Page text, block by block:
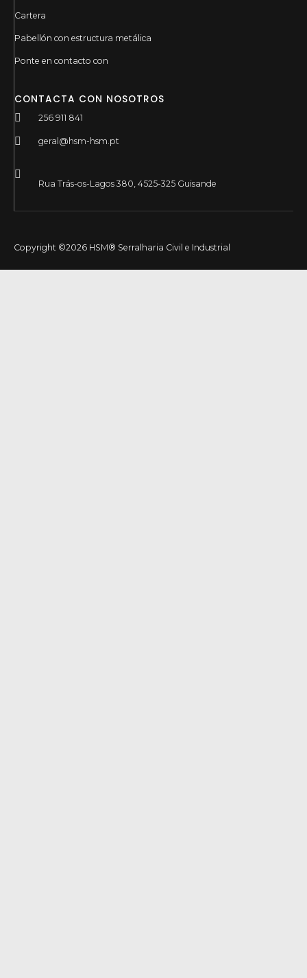
Cartera
Pabellón con estructura metálica
Ponte en contacto con
CONTACTA CON NOSOTROS
256 911 841
geral@hsm-hsm.pt
Rua Trás-os-Lagos 380, 4525-325 Guisande
Copyright ©2026 HSM® Serralharia Civil e Industrial